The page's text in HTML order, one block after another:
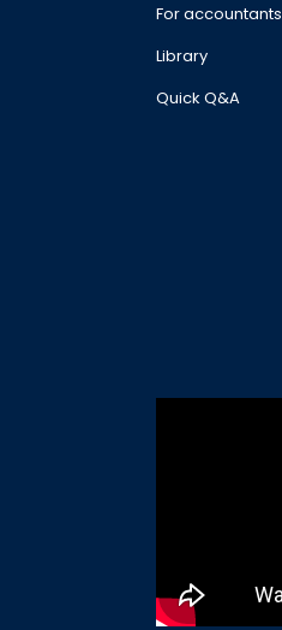
For accountants
Library
Quick Q&A